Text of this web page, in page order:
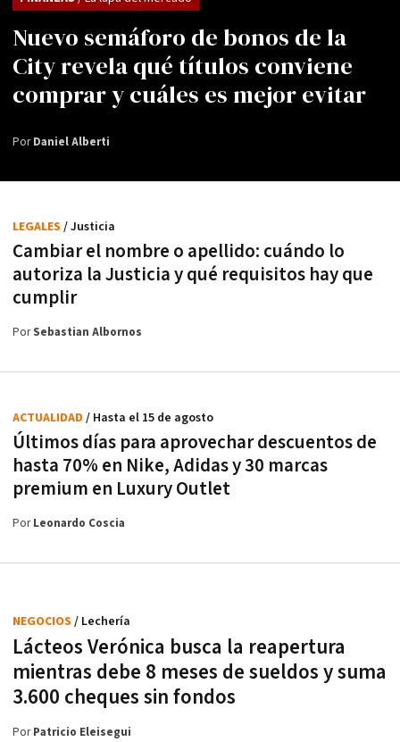
Nuevo semáforo de bonos de la
City revela qué títulos conviene
comprar y cuáles es mejor evitar
PorDaniel Alberti
Cambiar el nombre o apellido: cuándo lo
autoriza la Justicia y qué requisitos hay que
cumplir
LEGALES / Justicia
PorSebastian Albornos
Últimos días para aprovechar descuentos de
hasta 70% en Nike, Adidas y 30 marcas
premium en Luxury Outlet
ACTUALIDAD / Hasta el 15 de agosto
PorLeonardo Coscia
Lácteos Verónica busca la reapertura
mientras debe 8 meses de sueldos y suma
3.600 cheques sin fondos
NEGOCIOS / Lechería
PorPatricio Eleisegui